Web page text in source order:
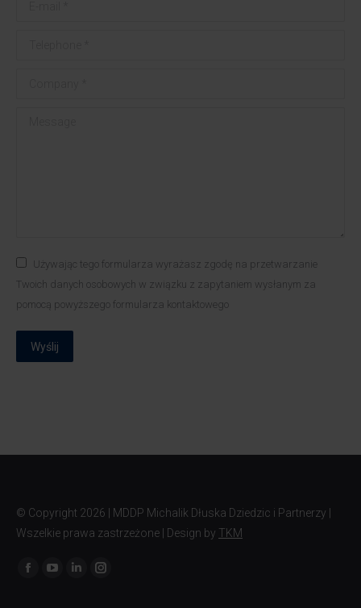
Używając tego formularza wyrażasz zgodę na przetwarzanie
Twoich danych osobowych w związku z zapytaniem wysłanym za
pomocą powyższego formularza kontaktowego
Wyślij
© Copyright 2026 | MDDP Michalik Dłuska Dziedzic i Partnerzy |
Wszelkie prawa zastrzeżone | Design by TKM
Znajdź nas na: